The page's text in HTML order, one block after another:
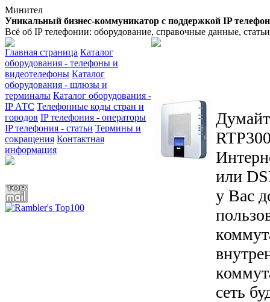
Минител
Уникальный бизнес-коммуникатор с поддержкой IP
Всё об IP телефонии: оборудование, справочные данные,
Главная страница Каталог
оборудования - телефоны и
видеотелефоны Каталог
оборудования - шлюзы и
терминалы Каталог оборудования -
IP АТС Телефонные коды стран и
городов IP телефония - операторы
IP телефония - статьи Термины и
сокращения Контактная
информация
или
у Вас
сеть